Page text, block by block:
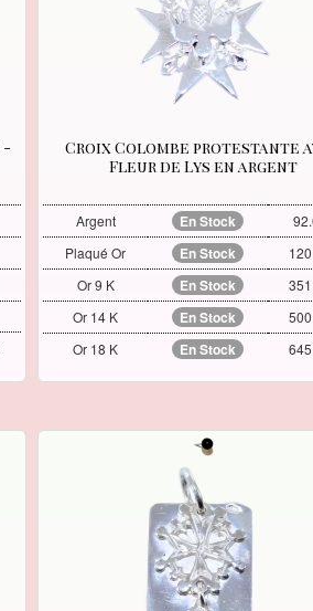
-
Croix Colombe protestante
Fleur de Lys en argent
Argent En Stock
Plaqué Or
En Stock
Or 9 K
En Stock
Or 14 K
En Stock
Or 18 K
En Stock